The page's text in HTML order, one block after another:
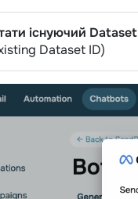
існуючий Dataset
Dataset ID)